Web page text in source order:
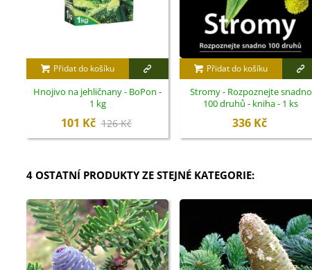
Přidat do košíku
Hnojivo na jehličnany - BoPon -
1 kg
101 Kč 126 Kč
Přidat do košíku
Stromy - Rozpoznejte snadno
100 druhů - kniha - 1 ks
336 Kč
4 OSTATNÍ PRODUKTY ZE STEJNÉ KATEGORIE: